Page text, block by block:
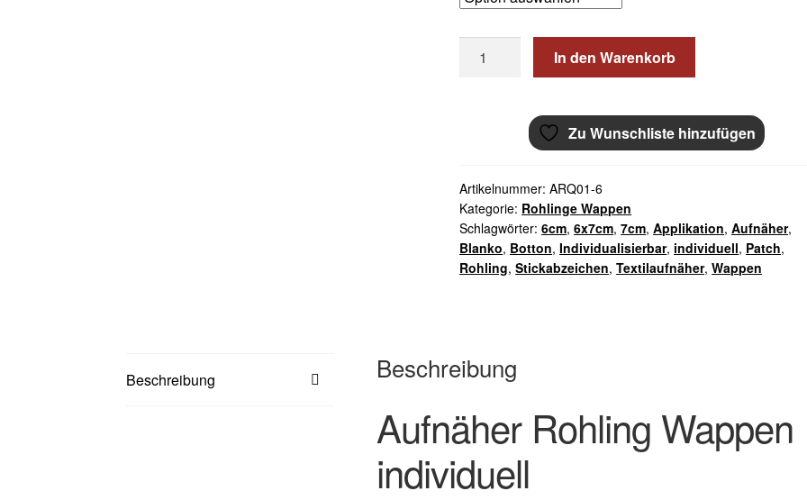
Rohling
6,5x7,5cm
Menge
In den Warenkorb
Zu Wunschliste hinzufügen
Artikelnummer:ARQ01-6
Kategorie: Rohlinge Wappen
Schlagwörter:6cm,6x7cm,7cm,Applikation,Aufnäher,
Blanko, Botton,Individualisierbar, individuell, Patch,
Rohling,Stickabzeichen,Textilaufnäher,Wappen
Beschreibung Beschreibung
Aufnäher Rohling Wappen
individuell